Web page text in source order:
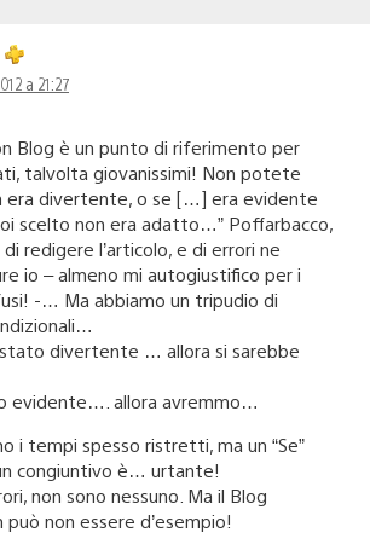
a 21:27
Blog è un punto di riferimento per
talvolta giovanissimi! Non potete
era divertente, o se […] era evidente
scelto non era adatto…” Poffarbacco,
redigere l’articolo, e di errori ne
io – almeno mi autogiustifico per i
-… Ma abbiamo un tripudio di
divertente … allora si sarebbe
evidente…. allora avremmo…
i tempi spesso ristretti, ma un “Se”
congiuntivo è… urtante!
non sono nessuno. Ma il Blog
non essere d’esempio!